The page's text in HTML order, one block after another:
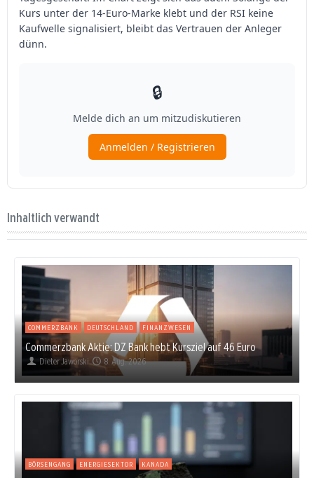
Inhaltlich verwandt
COMMERZBANK DEUTSCHLAND FINANZWESEN
Commerzbank Aktie: DZ Bank hebt Kursziel auf 46 Euro
Dieter Jaworski 8. Aug. 2026
BÖRSENGANG ENERGIESEKTOR KANADA